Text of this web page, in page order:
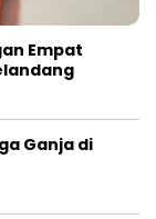
Empat
Ganja di